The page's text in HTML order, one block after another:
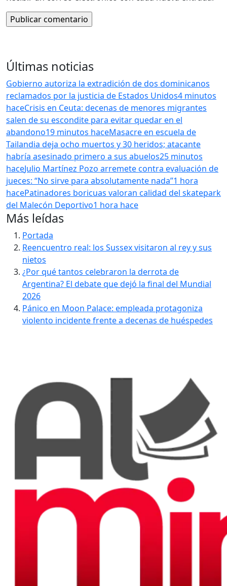
Últimas noticias
Gobierno autoriza la extradición de dos dominicanos
reclamados por la justicia de Estados Unidos4 minutos
haceCrisis en Ceuta: decenas de menores migrantes
salen de su escondite para evitar quedar en el
abandono19 minutos haceMasacre en escuela de
Tailandia deja ocho muertos y 30 heridos; atacante
habría asesinado primero a sus abuelos25 minutos
haceJulio Martínez Pozo arremete contra evaluación de
jueces: “No sirve para absolutamente nada”1 hora
hacePatinadores boricuas valoran calidad del skatepark
del Malecón Deportivo1 hora hace
Más leídas
Portada
Reencuentro real: los Sussex visitaron al rey y sus
nietos
¿Por qué tantos celebraron la derrota de
Argentina? El debate que dejó la final del Mundial
2026
Pánico en Moon Palace: empleada protagoniza
violento incidente frente a decenas de huéspedes